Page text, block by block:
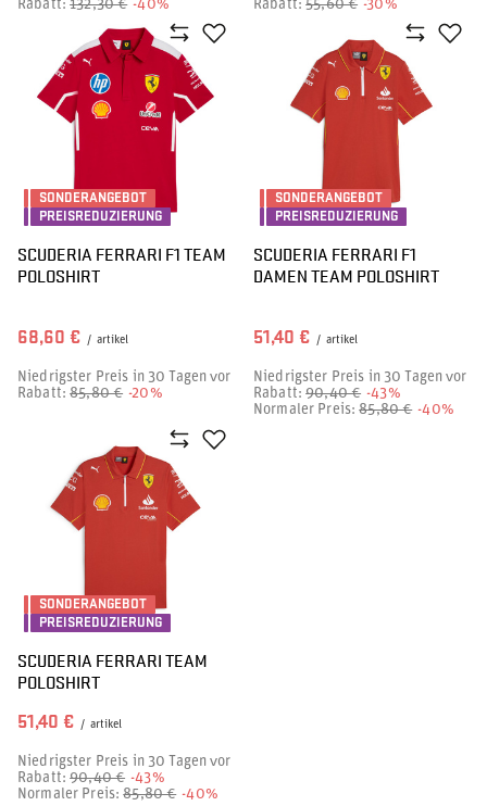
Rabatt:132,30 € -40% Rabatt:55,60 € -30%
SONDERANGEBOT
PREISREDUZIERUNG
SCUDERIA FERRARI F1 TEAM
POLOSHIRT
68,60 € / artikel
Niedrigster Preis in 30 Tagen vor
Rabatt:85,80 € -20%
SONDERANGEBOT
PREISREDUZIERUNG
SCUDERIA FERRARI F1
DAMEN TEAM POLOSHIRT
51,40 € / artikel
Niedrigster Preis in 30 Tagen vor
Rabatt:90,40 € -43%
Normaler Preis:85,80 € -40%
SONDERANGEBOT
PREISREDUZIERUNG
SCUDERIA FERRARI TEAM
POLOSHIRT
51,40 € / artikel
Niedrigster Preis in 30 Tagen vor
Rabatt:90,40 € -43%
Normaler Preis:85,80 € -40%